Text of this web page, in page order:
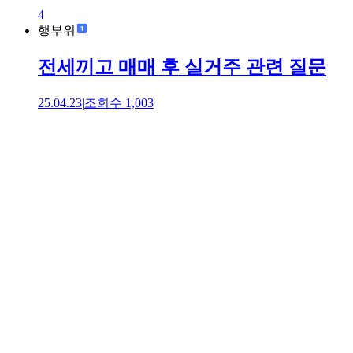
4
행부위
전세끼고 매매 후 실거주 관련 질문
25.04.23|조회수 1,003